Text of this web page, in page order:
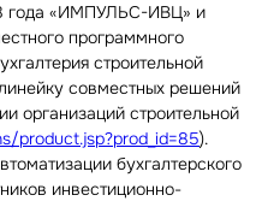
года «ИМПУЛЬС-ИВЦ» и
программного
строительной
совместных решений
организаций строительной
product.jsp?prod_id=85).
бухгалтерского
инвестиционно-